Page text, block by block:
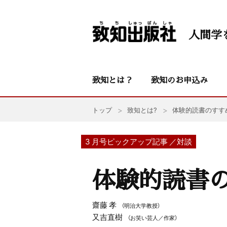
人間学
致知とは？ 致知のお申込み
トップ 致知とは? 体験的読書のすす
3 月号ピックアップ記事 ／対談
体験的読書
齋藤 孝 （明治大学教授）
又吉直樹 （お笑い芸人／作家）